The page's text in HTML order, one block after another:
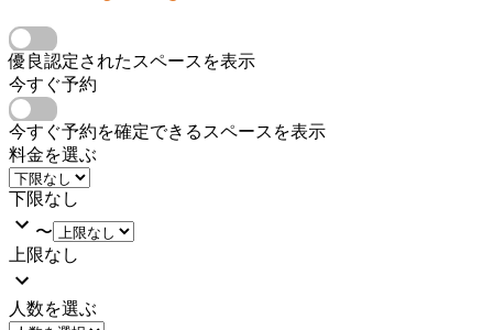
優良認定されたスペースを表示
今すぐ予約
今すぐ予約を確定できるスペースを表示
料金を選ぶ
下限なし
〜
上限なし
人数を選ぶ